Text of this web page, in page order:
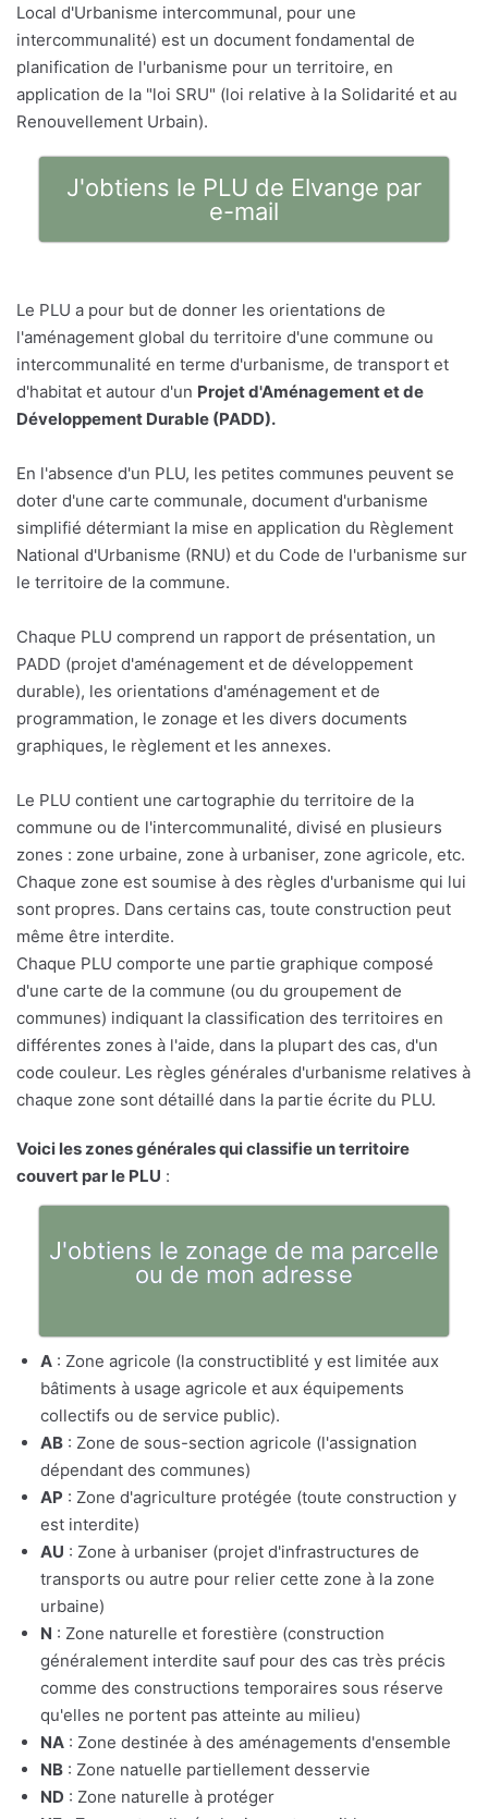
Local d'Urbanisme intercommunal, pour une
intercommunalité) est un document fondamental de
planification de l'urbanisme pour un territoire, en
application de la "loi SRU" (loi relative à la Solidarité et au
Renouvellement Urbain).
J'obtiens le PLU de Elvange par
e-mail
Le PLU a pour but de donner les orientations de
l'aménagement global du territoire d'une commune ou
intercommunalité en terme d'urbanisme, de transport et
d'habitat et autour d'un Projet d'Aménagement et de
Développement Durable (PADD).
En l'absence d'un PLU, les petites communes peuvent se
doter d'une carte communale, document d'urbanisme
simplifié détermiant la mise en application du Règlement
National d'Urbanisme (RNU) et du Code de l'urbanisme sur
le territoire de la commune.
Chaque PLU comprend un rapport de présentation, un
PADD (projet d'aménagement et de développement
durable), les orientations d'aménagement et de
programmation, le zonage et les divers documents
graphiques, le règlement et les annexes.
Le PLU contient une cartographie du territoire de la
commune ou de l'intercommunalité, divisé en plusieurs
zones : zone urbaine, zone à urbaniser, zone agricole, etc.
Chaque zone est soumise à des règles d'urbanisme qui lui
sont propres. Dans certains cas, toute construction peut
même être interdite.
Chaque PLU comporte une partie graphique composé
d'une carte de la commune (ou du groupement de
communes) indiquant la classification des territoires en
différentes zones à l'aide, dans la plupart des cas, d'un
code couleur. Les règles générales d'urbanisme relatives à
chaque zone sont détaillé dans la partie écrite du PLU.
Voici les zones générales qui classifie un territoire
couvert par le PLU :
J'obtiens le zonage de ma parcelle
ou de mon adresse
A : Zone agricole (la constructiblité y est limitée aux
bâtiments à usage agricole et aux équipements
collectifs ou de service public).
AB : Zone de sous-section agricole (l'assignation
dépendant des communes)
AP : Zone d'agriculture protégée (toute construction y
est interdite)
AU : Zone à urbaniser (projet d'infrastructures de
transports ou autre pour relier cette zone à la zone
urbaine)
N : Zone naturelle et forestière (construction
généralement interdite sauf pour des cas très précis
comme des constructions temporaires sous réserve
qu'elles ne portent pas atteinte au milieu)
NA : Zone destinée à des aménagements d'ensemble
NB : Zone natuelle partiellement desservie
ND : Zone naturelle à protéger